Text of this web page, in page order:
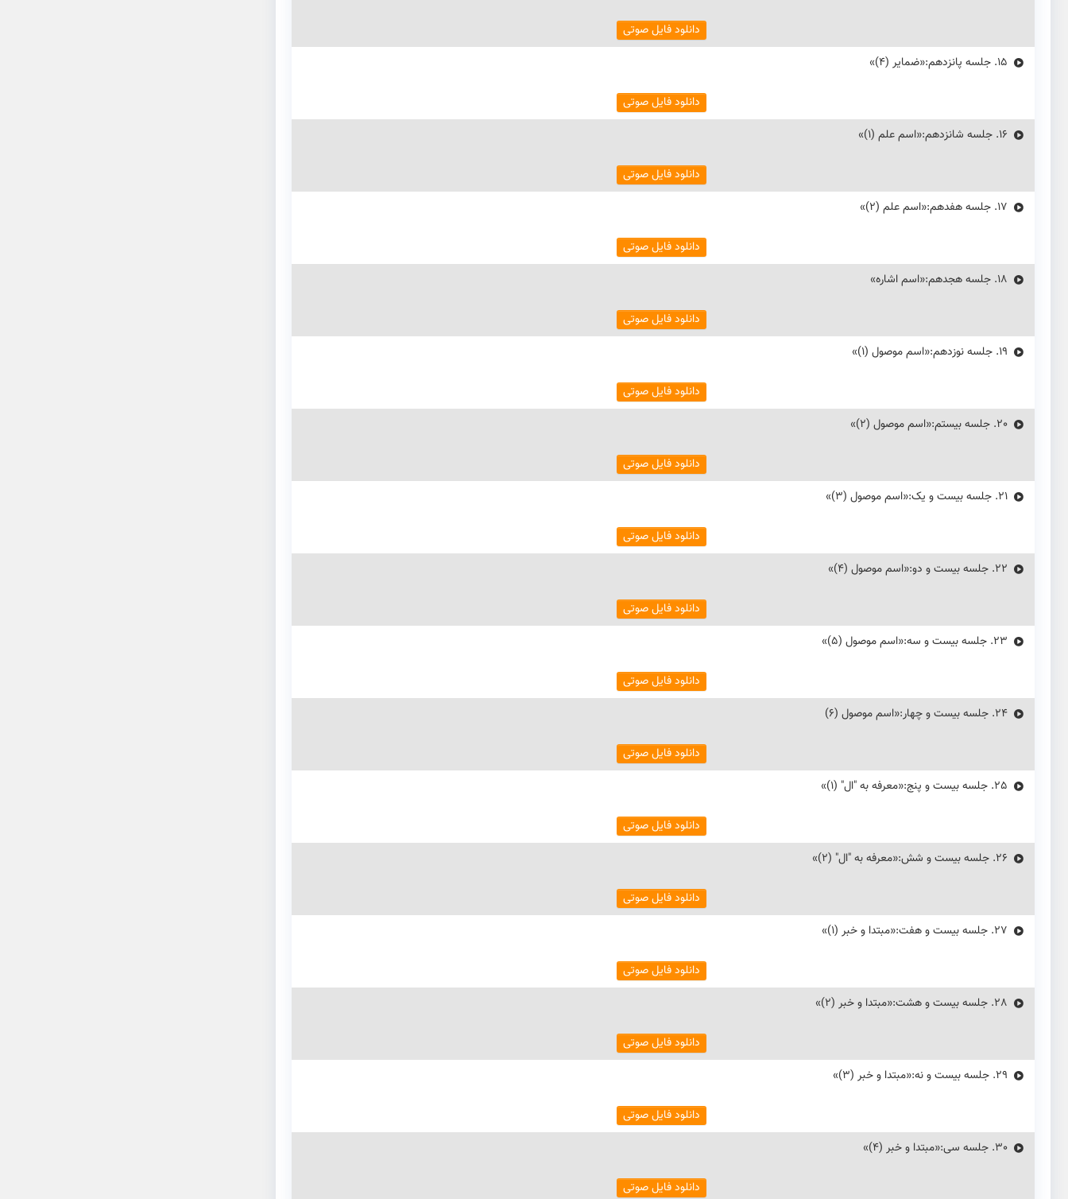
دانلود فایل صوتی
15. جلسه پانزدهم:«ضمایر (۴)»
دانلود فایل صوتی
16. جلسه شانزدهم:«اسم علم (۱)»
دانلود فایل صوتی
17. جلسه هفدهم:«اسم علم (۲)»
دانلود فایل صوتی
18. جلسه هجدهم:«اسم اشاره»
دانلود فایل صوتی
19. جلسه نوزدهم:«اسم موصول (۱)»
دانلود فایل صوتی
20. جلسه بیستم:«اسم موصول (2)»
دانلود فایل صوتی
21. جلسه بیست و یک:«اسم موصول (۳)»
دانلود فایل صوتی
22. جلسه بیست و دو:«اسم موصول (۴)»
دانلود فایل صوتی
23. جلسه بیست و سه:«اسم موصول (۵)»
دانلود فایل صوتی
24. جلسه بیست و چهار:«اسم موصول (۶)
دانلود فایل صوتی
25. جلسه بیست و پنج:«معرفه به "ال" (۱)»
دانلود فایل صوتی
26. جلسه بیست و شش:«معرفه به "ال" (۲)»
دانلود فایل صوتی
27. جلسه بیست و هفت:«مبتدا و خبر (۱)»
دانلود فایل صوتی
28. جلسه بیست و هشت:«مبتدا و خبر (2)»
دانلود فایل صوتی
29. جلسه بیست و نه:«مبتدا و خبر (3)»
دانلود فایل صوتی
30. جلسه سی:«مبتدا و خبر (4)»
دانلود فایل صوتی